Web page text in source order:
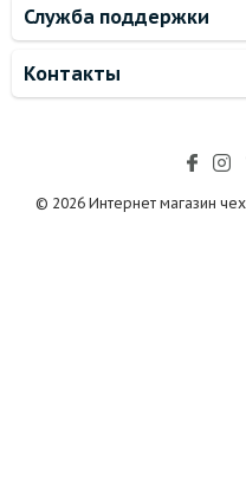
Служба поддержки
Контакты
© 2026 Интернет магазин